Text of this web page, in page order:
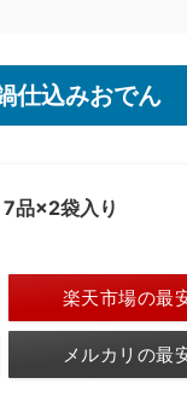
仕込みおでん
7品×2袋入り
楽天市場の最
メルカリの最